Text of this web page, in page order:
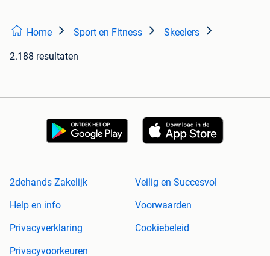
Home Sport en Fitness Skeelers
2.188 resultaten
2dehands Zakelijk
Veilig en Succesvol
Help en info
Voorwaarden
Privacyverklaring
Cookiebeleid
Privacyvoorkeuren